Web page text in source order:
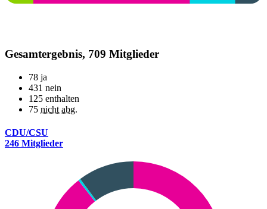
Gesamtergebnis, 709 Mitglieder
78 ja
431 nein
125 enthalten
75 nicht abg.
CDU/CSU
246 Mitglieder